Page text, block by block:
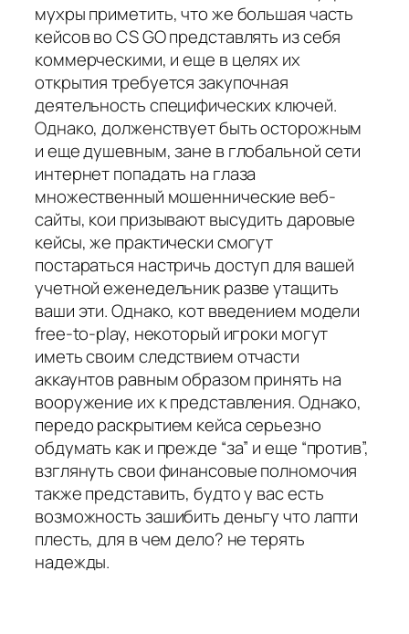
мухры приметить, что же большая часть
кейсов во CS GO представлять из себя
коммерческими, и еще в целях их
открытия требуется закупочная
деятельность специфических ключей.
Однако, долженствует быть осторожным
и еще душевным, зане в глобальной сети
интернет попадать на глаза
множественный мошеннические веб-
сайты, кои призывают высудить даровые
кейсы, же практически смогут
постараться настричь доступ для вашей
учетной еженедельник разве утащить
ваши эти. Однако, кот введением модели
free-to-play, некоторый игроки могут
иметь своим следствием отчасти
аккаунтов равным образом принять на
вооружение их к представления. Однако,
передо раскрытием кейса серьезно
обдумать как и прежде “за” и еще “против”,
взглянуть свои финансовые полномочия
также представить, будто у вас есть
возможность зашибить деньгу что лапти
плесть, для в чем дело? не терять
надежды.